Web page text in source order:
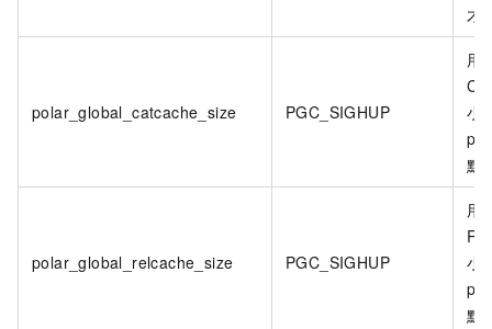
才
polar_global_catcache_size PGC_SIGHUP
用
小
默
polar_global_relcache_size PGC_SIGHUP
用
小
默